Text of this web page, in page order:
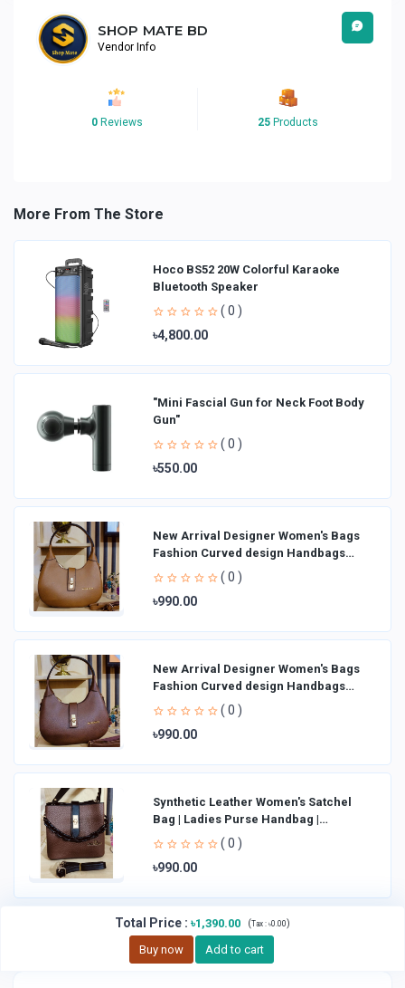
SHOP MATE BD
Vendor Info
0 Reviews 25 Products
More From The Store
Hoco BS52 20W Colorful Karaoke
Bluetooth Speaker
( 0 )
৳4,800.00
"Mini Fascial Gun for Neck Foot Body
Gun"
( 0 )
৳550.00
New Arrival Designer Women′s Bags
Fashion Curved design Handbags
Shoulder Bag La
( 0 )
৳990.00
New Arrival Designer Women′s Bags
Fashion Curved design Handbags
Shoulder Bag La
( 0 )
৳990.00
Synthetic Leather Women's Satchel
Bag | Ladies Purse Handbag |
Handheld Bag | Sl
( 0 )
৳990.00
Total Price : ৳1,390.00 (Tax : ৳0.00)
Buy now Add to cart